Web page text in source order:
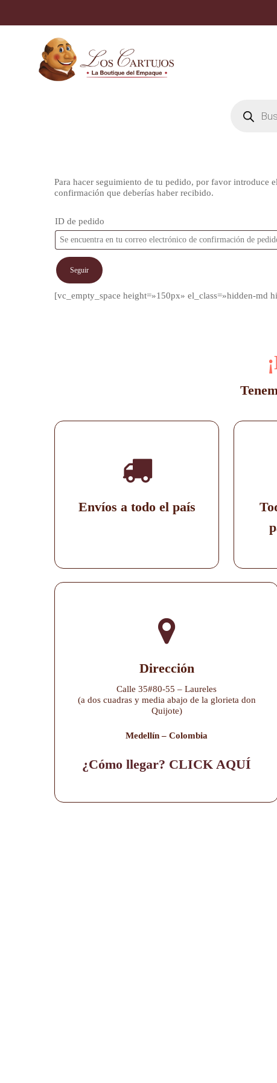
main
productos
Para hacer seguimiento de tu pedido, por favor introduce
confirmación que deberías haber recibido.
ID de pedido
Seguir
[vc_empty_space height=»150px» el_class=»hidden-md
Envíos a todo el país
Dirección
Calle 35#80-55 – Laureles
(a dos cuadras y media abajo de la glorieta don
Quijote)
Medellín – Colombia
¿Cómo llegar? CLICK AQUÍ